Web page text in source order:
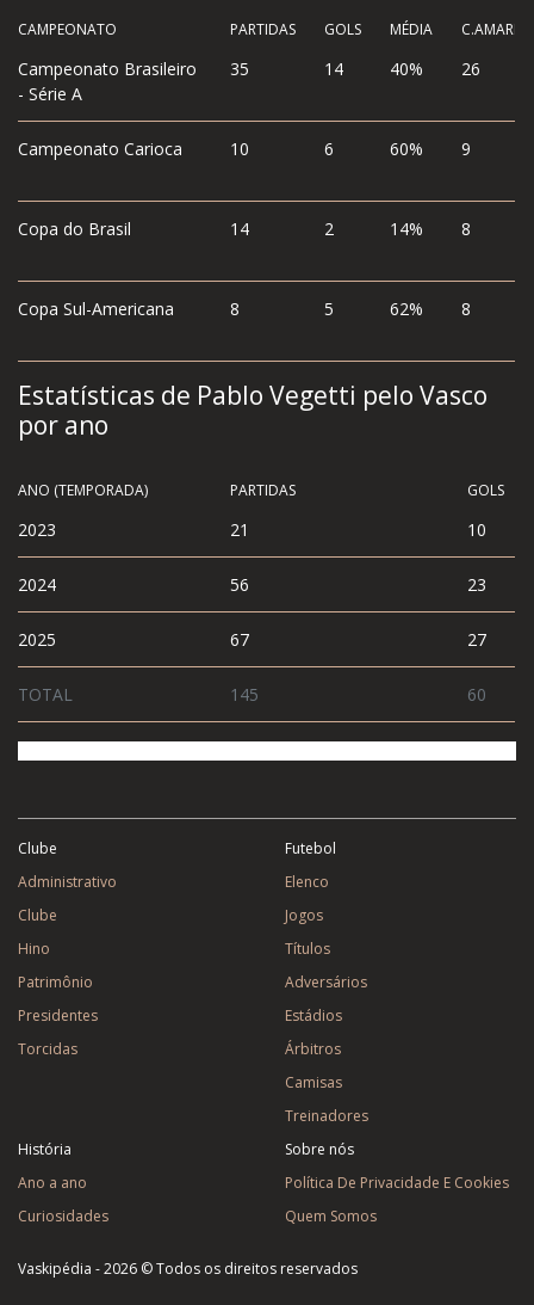
CAMPEONATO
Campeonato Brasileiro
- Série A
Campeonato Carioca
Copa do Brasil
Copa Sul-Americana
PARTIDAS GOLS MÉDIA
35 14 40% 26
10 6 60% 9
14 2 14% 8
8 5 62% 8
Estatísticas de Pablo Vegetti pelo Vasco
por ano
ANO (TEMPORADA)
2023
2024
2025
TOTAL
PARTIDAS GOLS
21 10
56 23
67 27
145 60
Clube
Administrativo
Clube
Hino
Patrimônio
Presidentes
Torcidas
Futebol
Elenco
Jogos
Títulos
Adversários
Estádios
Árbitros
Camisas
Treinadores
História
Ano a ano
Curiosidades
Sobre nós
Política De Privacidade E Cookies
Quem Somos
Vaskipédia - 2026 © Todos os direitos reservados